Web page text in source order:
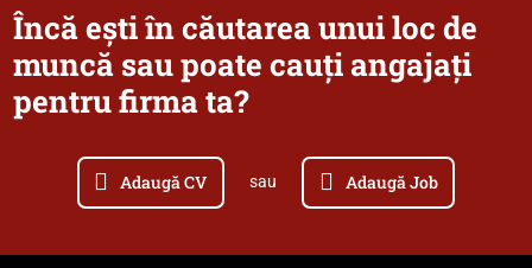
Încă ești în căutarea unui loc de
muncă sau poate cauți angajați
pentru firma ta?
Adaugă CV sau Adaugă Job